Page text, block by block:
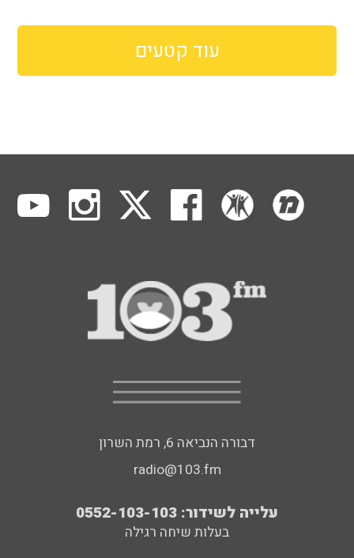
עוד קטעים
דבורה הנביאה 6, רמת השרון
radio@103.fm
עלייה לשידור: 0552-103-103
בעלות שיחה רגילה